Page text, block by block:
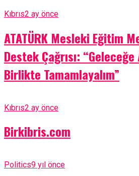
Kıbrıs2 ay önce
ATATÜRK Mesleki Eğitim
Destek Çağrısı: “Geleceğe
Birlikte Tamamlayalım”
Kıbrıs2 ay önce
Birkibris.com
Politics9 yıl önce